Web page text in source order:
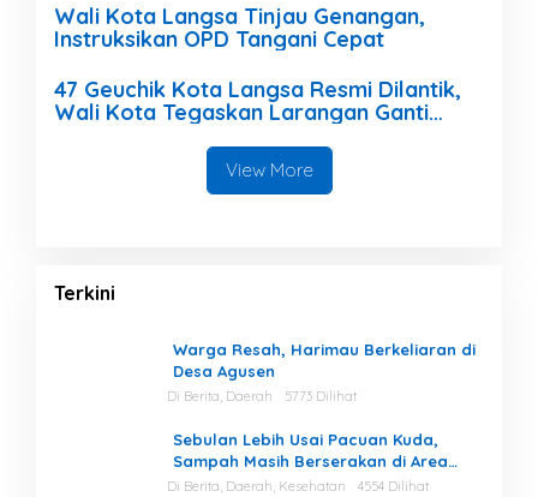
Wali Kota Langsa Tinjau Genangan,
Instruksikan OPD Tangani Cepat
47 Geuchik Kota Langsa Resmi Dilantik,
Wali Kota Tegaskan Larangan Ganti
View More
Terkini
Warga Resah, Harimau Berkeliaran di
Desa Agusen
Di Berita, Daerah 5773 Dilihat
Sebulan Lebih Usai Pacuan Kuda,
Sampah Masih Berserakan di Area
Stadion
Di Berita, Daerah, Kesehatan 4554 Dilihat